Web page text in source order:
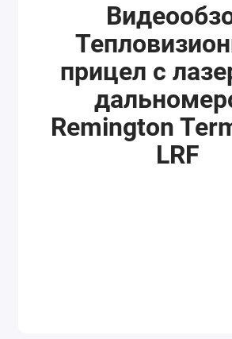
прицел с
Remington
LRF